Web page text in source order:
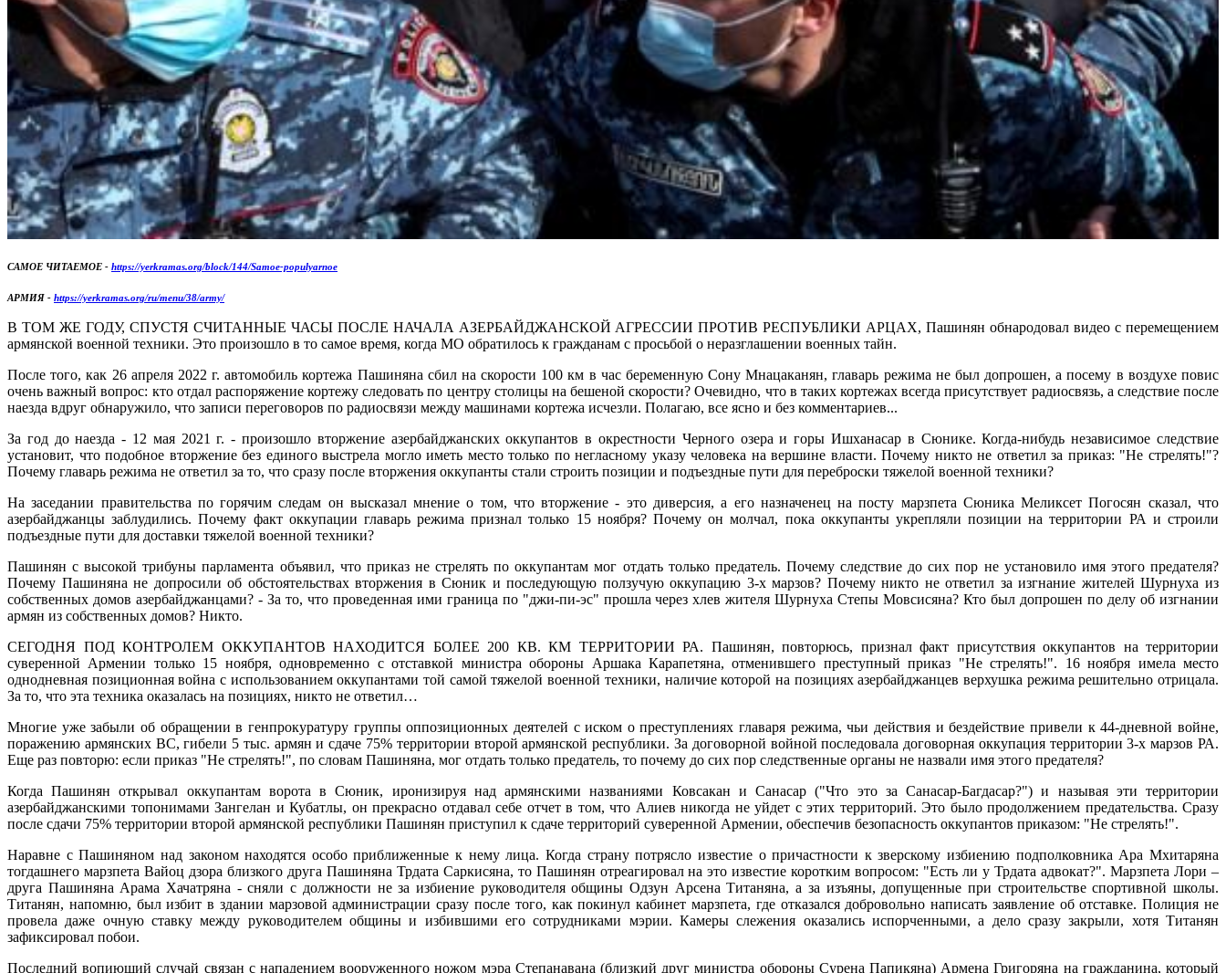
САМОЕ ЧИТАЕМОЕ - https://yerkramas.org/block/144/Samoe-populyarnoe
АРМИЯ - https://yerkramas.org/ru/menu/38/army/
В ТОМ ЖЕ ГОДУ, СПУСТЯ СЧИТАННЫЕ ЧАСЫ ПОСЛЕ НАЧАЛА АЗЕРБАЙДЖАНСКОЙ АГРЕССИИ ПРОТИВ РЕСПУБЛИКИ АРЦАХ, Пашинян обнародовал видео с перемещением
армянской военной техники. Это произошло в то самое время, когда МО обратилось к гражданам с просьбой о неразглашении военных тайн.
После того, как 26 апреля 2022 г. автомобиль кортежа Пашиняна сбил на скорости 100 км в час беременную Сону Мнацаканян, главарь режима не был допрошен, а посему в воздухе повис
очень важный вопрос: кто отдал распоряжение кортежу следовать по центру столицы на бешеной скорости? Очевидно, что в таких кортежах всегда присутствует радиосвязь, а следствие после
наезда вдруг обнаружило, что записи переговоров по радиосвязи между машинами кортежа исчезли. Полагаю, все ясно и без комментариев...
За год до наезда - 12 мая 2021 г. - произошло вторжение азербайджанских оккупантов в окрестности Черного озера и горы Ишханасар в Сюнике. Когда-нибудь независимое следствие
установит, что подобное вторжение без единого выстрела могло иметь место только по негласному указу человека на вершине власти. Почему никто не ответил за приказ: "Не стрелять!"?
Почему главарь режима не ответил за то, что сразу после вторжения оккупанты стали строить позиции и подъездные пути для переброски тяжелой военной техники?
На заседании правительства по горячим следам он высказал мнение о том, что вторжение - это диверсия, а его назначенец на посту марзпета Сюника Меликсет Погосян сказал, что
азербайджанцы заблудились. Почему факт оккупации главарь режима признал только 15 ноября? Почему он молчал, пока оккупанты укрепляли позиции на территории РА и строили
подъездные пути для доставки тяжелой военной техники?
Пашинян с высокой трибуны парламента объявил, что приказ не стрелять по оккупантам мог отдать только предатель. Почему следствие до сих пор не установило имя этого предателя?
Почему Пашиняна не допросили об обстоятельствах вторжения в Сюник и последующую ползучую оккупацию 3-х марзов? Почему никто не ответил за изгнание жителей Шурнуха из
собственных домов азербайджанцами? - За то, что проведенная ими граница по "джи-пи-эс" прошла через хлев жителя Шурнуха Степы Мовсисяна? Кто был допрошен по делу об изгнании
армян из собственных домов? Никто.
СЕГОДНЯ ПОД КОНТРОЛЕМ ОККУПАНТОВ НАХОДИТСЯ БОЛЕЕ 200 КВ. КМ ТЕРРИТОРИИ РА. Пашинян, повторюсь, признал факт присутствия оккупантов на территории
суверенной Армении только 15 ноября, одновременно с отставкой министра обороны Аршака Карапетяна, отменившего преступный приказ "Не стрелять!". 16 ноября имела место
однодневная позиционная война с использованием оккупантами той самой тяжелой военной техники, наличие которой на позициях азербайджанцев верхушка режима решительно отрицала.
За то, что эта техника оказалась на позициях, никто не ответил…
Многие уже забыли об обращении в генпрокуратуру группы оппозиционных деятелей с иском о преступлениях главаря режима, чьи действия и бездействие привели к 44-дневной войне,
поражению армянских ВС, гибели 5 тыс. армян и сдаче 75% территории второй армянской республики. За договорной войной последовала договорная оккупация территории 3-х марзов РА.
Еще раз повторю: если приказ "Не стрелять!", по словам Пашиняна, мог отдать только предатель, то почему до сих пор следственные органы не назвали имя этого предателя?
Когда Пашинян открывал оккупантам ворота в Сюник, иронизируя над армянскими названиями Ковсакан и Санасар ("Что это за Санасар-Багдасар?") и называя эти территории
азербайджанскими топонимами Зангелан и Кубатлы, он прекрасно отдавал себе отчет в том, что Алиев никогда не уйдет с этих территорий. Это было продолжением предательства. Сразу
после сдачи 75% территории второй армянской республики Пашинян приступил к сдаче территорий суверенной Армении, обеспечив безопасность оккупантов приказом: "Не стрелять!".
Наравне с Пашиняном над законом находятся особо приближенные к нему лица. Когда страну потрясло известие о причастности к зверскому избиению подполковника Ара Мхитаряна
тогдашнего марзпета Вайоц дзора близкого друга Пашиняна Трдата Саркисяна, то Пашинян отреагировал на это известие коротким вопросом: "Есть ли у Трдата адвокат?". Марзпета Лори –
друга Пашиняна Арама Хачатряна - сняли с должности не за избиение руководителя общины Одзун Арсена Титаняна, а за изъяны, допущенные при строительстве спортивной школы.
Титанян, напомню, был избит в здании марзовой администрации сразу после того, как покинул кабинет марзпета, где отказался добровольно написать заявление об отставке. Полиция не
провела даже очную ставку между руководителем общины и избившими его сотрудниками мэрии. Камеры слежения оказались испорченными, а дело сразу закрыли, хотя Титанян
зафиксировал побои.
Последний вопиющий случай связан с нападением вооруженного ножом мэра Степанавана (близкий друг министра обороны Сурена Папикяна) Армена Григоряна на гражданина, который